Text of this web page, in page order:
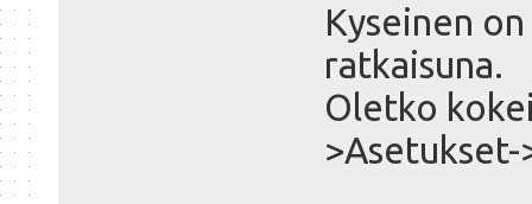
Kyseinen
ratkaisuna.
Oletko